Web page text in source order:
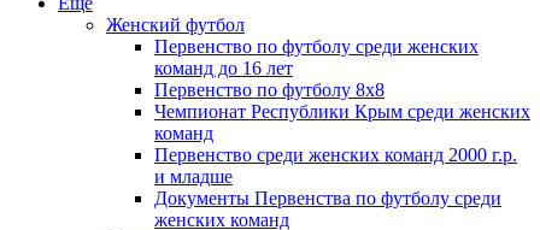
Женский футбол
Первенство по футболу среди женских
команд до 16 лет
Первенство по футболу 8х8
Чемпионат Республики Крым среди женских
команд
Первенство среди женских команд 2000 г.р.
и младше
Документы Первенства по футболу среди
женских команд